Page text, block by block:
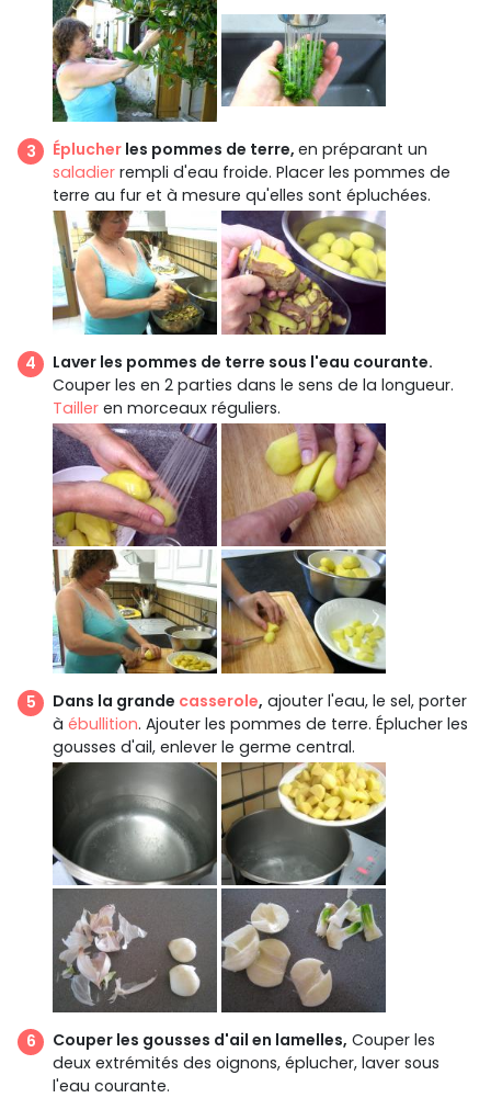
Éplucher les pommes de terre, en préparant un
saladier rempli d'eau froide. Placer les pommes de
terre au fur et à mesure qu'elles sont épluchées.
Laver les pommes de terre sous l'eau courante.
Couper les en 2 parties dans le sens de la longueur.
Tailler en morceaux réguliers.
Dans la grande casserole, ajouter l'eau, le sel, porter
à ébullition. Ajouter les pommes de terre. Éplucher les
gousses d'ail, enlever le germe central.
Couper les gousses d'ail en lamelles, Couper les
deux extrémités des oignons, éplucher, laver sous
l'eau courante.